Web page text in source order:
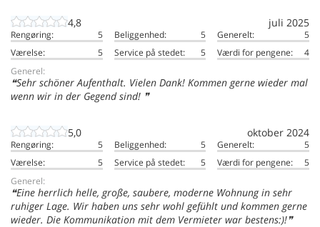
4,8 juli 2025
Rengøring: 5 Beliggenhed: 5 Generelt:
5
Værelse:
5 Service på stedet: 5 Værdi for pengene:
4
Generel:
Sehr schöner Aufenthalt. Vielen Dank! Kommen gerne wieder mal
wenn wir in der Gegend sind!
5,0 oktober 2024
Rengøring: 5 Beliggenhed: 5 Generelt:
5
Værelse:
5 Service på stedet: 5 Værdi for pengene:
5
Generel:
Eine herrlich helle, große, saubere, moderne Wohnung in sehr
ruhiger Lage. Wir haben uns sehr wohl gefühlt und kommen gerne
wieder. Die Kommunikation mit dem Vermieter war bestens:)!